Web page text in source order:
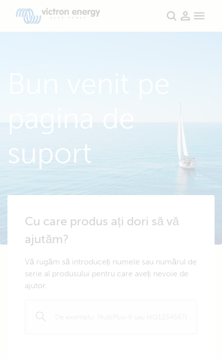
pagina de
suport
Cu care produs ați dori să vă
ajutăm?
Vă rugăm să introduceți numele sau numărul de
serie al produsului pentru care aveți nevoie de
ajutor.